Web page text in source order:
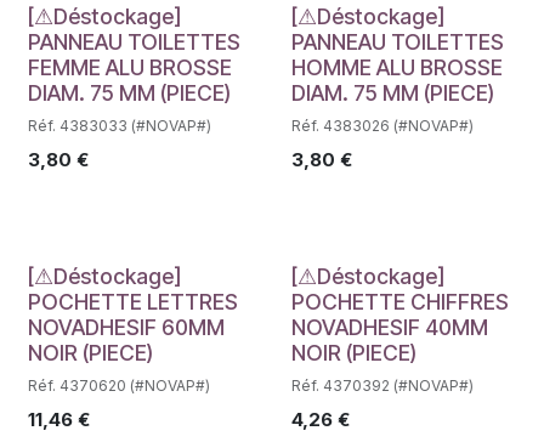
Déstockage
[⚠Déstockage]
PANNEAU TOILETTES
FEMME ALU BROSSE
DIAM. 75 MM (PIECE)
Réf. 4383033 (#NOVAP#)
3,80 €
Déstockage
[⚠Déstockage]
PANNEAU TOILETTES
HOMME ALU BROSSE
DIAM. 75 MM (PIECE)
Réf. 4383026 (#NOVAP#)
3,80 €
Déstockage
[⚠Déstockage]
POCHETTE LETTRES
NOVADHESIF 60MM
NOIR (PIECE)
Réf. 4370620 (#NOVAP#)
11,46 €
Déstockage
[⚠Déstockage]
POCHETTE CHIFFRES
NOVADHESIF 40MM
NOIR (PIECE)
Réf. 4370392 (#NOVAP#)
4,26€